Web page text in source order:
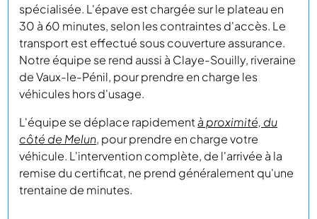
spécialisée. L'épave est chargée sur le plateau en
30 à 60 minutes, selon les contraintes d'accès. Le
transport est effectué sous couverture assurance.
Notre équipe se rend aussi à Claye-Souilly, riveraine
de Vaux-le-Pénil, pour prendre en charge les
véhicules hors d'usage.
L'équipe se déplace rapidementà proximité, du
côté de Melun, pour prendre en charge votre
véhicule. L'intervention complète, de l'arrivée à la
remise du certificat, ne prend généralement qu'une
trentaine de minutes.